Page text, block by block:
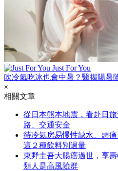
Just For You
吹冷氣吃冰也會中暑？醫揭陽暑
×
相關文章
從日本熊本地震，看赴日
路、交通安全
待冷氣房易慢性缺水、頭
這２種飲料別過量
東野圭吾大腸癌過世，享
類人是高風險群